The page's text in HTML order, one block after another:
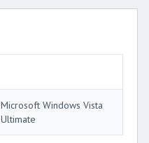
Microsoft Windows Vista
Ultimate